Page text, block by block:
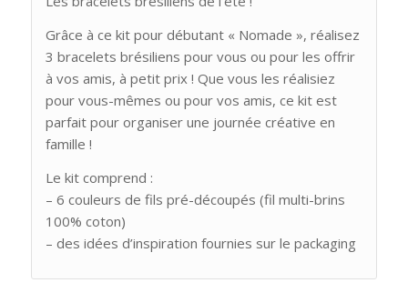
Grâce à ce kit pour débutant « Nomade », réalisez
3 bracelets brésiliens pour vous ou pour les offrir
à vos amis, à petit prix ! Que vous les réalisiez
pour vous-mêmes ou pour vos amis, ce kit est
parfait pour organiser une journée créative en
famille !
Le kit comprend :
– 6 couleurs de fils pré-découpés (fil multi-brins
100% coton)
– des idées d’inspiration fournies sur le packaging